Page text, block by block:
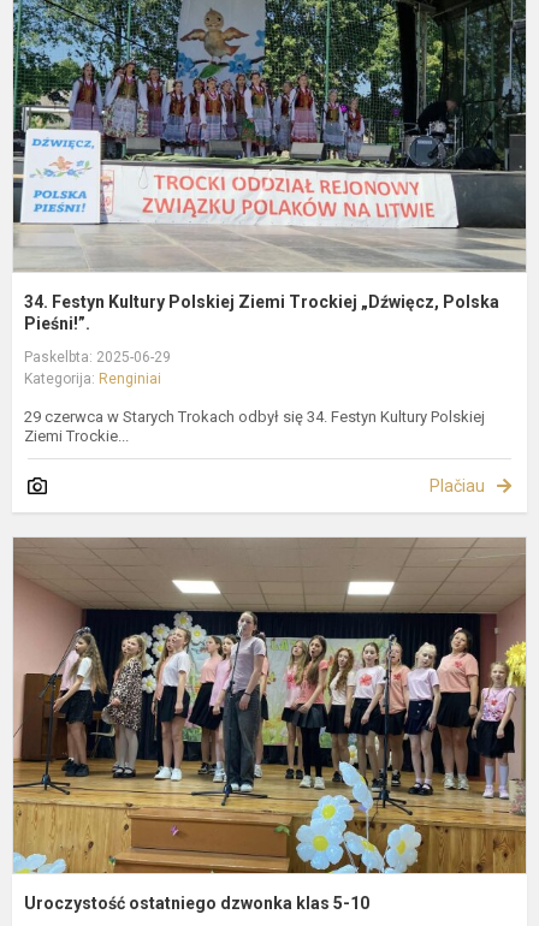
34. Festyn Kultury Polskiej Ziemi Trockiej „Dźwięcz, Polska
Pieśni!”.
Paskelbta: 2025-06-29
Kategorija: Renginiai
29 czerwca w Starych Trokach odbył się 34. Festyn Kultury Polskiej
Ziemi Trockie...
Plačiau
Uroczystość ostatniego dzwonka klas 5-10